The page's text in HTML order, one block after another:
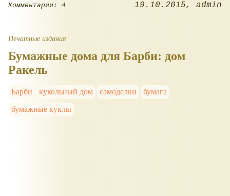
Комментарии: 4 19.10.2015 admin
Печатные издания
Бумажные дома для Барби: дом
Ракель
Барби кукольный дом самоделки
бумага
бумажные куклы